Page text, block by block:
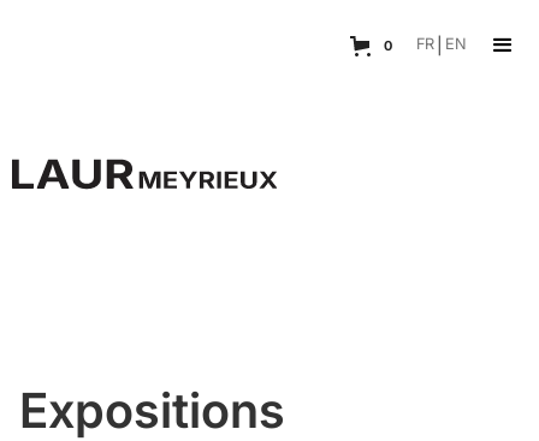
0 FR EN
Expositions